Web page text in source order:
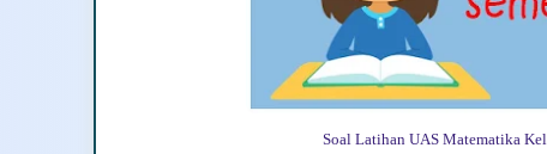
Soal Latihan UAS Matematika